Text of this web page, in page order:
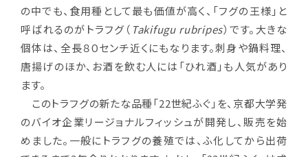
の中でも、食用種として最も価値が高く、「フグの王様」と
呼ばれるのがトラフグ（ Takifugu rubripes）です。大きな
個体は、全長８０センチ近くにもなります。刺身や鍋料理、
唐揚げのほか、お酒を飲む人には「ひれ酒」も人気があり
ます。
このトラフグの新たな品種「22世紀ふぐ」を、京都大学発
のバイオ企業リージョナルフィッシュが開発し、販売を始
めました。一般にトラフグの養殖では、ふ化してから出荷